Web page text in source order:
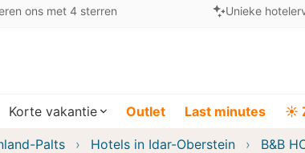
ons met 4 sterren Unieke
Korte vakantie Outlet Last minutes ☀️
Palts Hotels in Idar-Oberstein B&B